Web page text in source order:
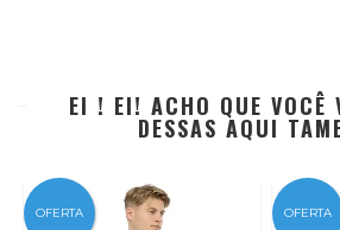
EI ! EI! ACHO QUE VOCÊ
DESSAS AQUI
OFERTA OFERTA